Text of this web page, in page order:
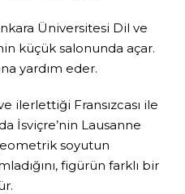
Üniversitesi Dil ve
küçük salonunda açar.
yardım eder.
ilerlettiği Fransızcası ile
İsviçre’nin Lausanne
soyutun
figürün farklı bir